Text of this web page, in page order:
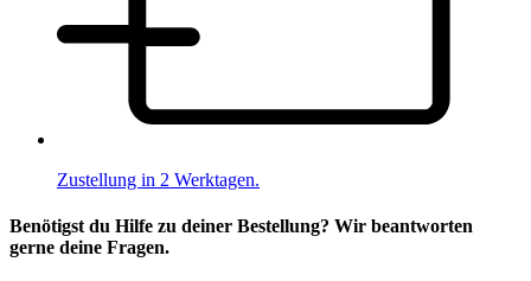
Zustellung in 2 Werktagen.
Benötigst du Hilfe zu deiner Bestellung? Wir beantworten
gerne deine Fragen.